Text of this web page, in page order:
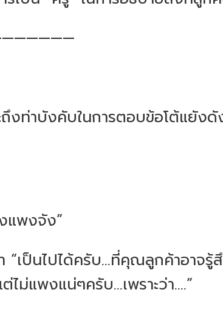
ถึงท่าบังคับในการตอบข้อโต้แยั
แพงจัง”
เป็นไปได้ครับ...ที่คุณลูกค้าอาจรู้
ม่แพงแน่ๆครับ...เพราะว่า....”